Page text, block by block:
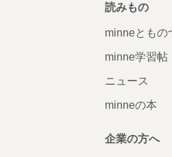
読みもの
minneともの
minne学習帖
ニュース
minneの本
企業の方へ